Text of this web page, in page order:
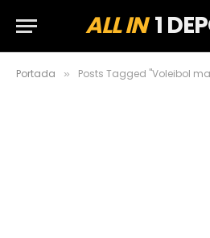
ALL IN1
Portada » Posts Tagged "Voleibol